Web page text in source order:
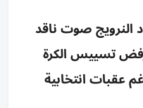
النرويج صوت ناقد
ترفض تسييس الكرة
عقبات انتخابية